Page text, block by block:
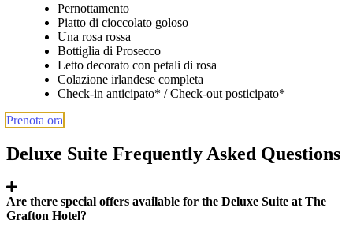
Pernottamento
Piatto di cioccolato goloso
Una rosa rossa
Bottiglia di Prosecco
Letto decorato con petali di rosa
Colazione irlandese completa
Check-in anticipato* / Check-out posticipato*
Prenota ora
Deluxe Suite Frequently Asked Questions
Are there special offers available for the Deluxe Suite at The
Grafton Hotel?